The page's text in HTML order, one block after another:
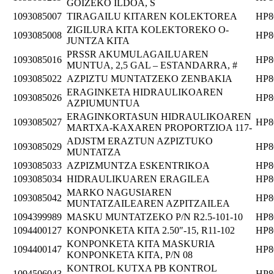
GOIZEKO ILDOA, S
1093085007 TIRAGAILU KITAREN KOLEKTOREA
1093085008
ZIGILURA KITA KOLEKTOREKO O-
JUNTZA KITA
1093085016
PRSSR AKUMULAGAILUAREN
MUNTUA, 2,5 GAL – ESTANDARRA, #
1093085022 AZPIZTU MUNTATZEKO ZENBAKIA
1093085026
ERAGINKETA HIDRAULIKOAREN
AZPIUMUNTUA
1093085027
ERAGINKORTASUN HIDRAULIKOAREN
MARTXA-KAXAREN PROPORTZIOA 117-
1093085029
ADJSTM ERAZTUN AZPIZTUKO
MUNTATZA
1093085033 AZPIZMUNTZA ESKENTRIKOA
1093085034 HIDRAULIKUAREN ERAGILEA
1093085042
MARKO NAGUSIAREN
MUNTATZAILEAREN AZPITZAILEA
1094399989 MASKU MUNTATZEKO P/N R2.5-101-10
1094400127 KONPONKETA KITA 2.50″-15, R11-102
1094400147
KONPONKETA KITA MASKURIA
KONPONKETA KITA, P/N 08
KONTROL KUTXA PB KONTROL